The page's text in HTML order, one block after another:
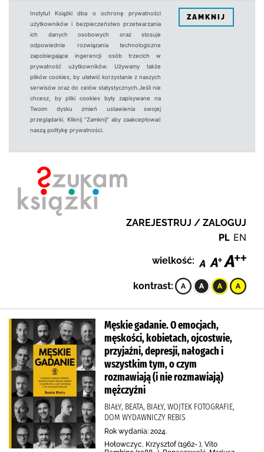
Instytut Książki dba o ochronę prywatności
użytkowników i bezpieczeństwo przetwarzania
ich danych osobowych oraz stosuje
odpowiednie rozwiązania technologiczne
zapobiegające ingerencji osób trzecich w
prywatność użytkowników. Używamy także
plików cookies, by ułatwić korzystanie z naszych
serwisów oraz do celów statystycznych.Jeśli nie
chcesz, by pliki cookies były zapisywane na
Twoim dysku zmień ustawienia swojej
przeglądarki. Kliknij "Zamknij" aby zaakceptować
naszą politykę prywatności.
ZAMKNIJ
ZAREJESTRUJ / ZALOGUJ
PL EN
wielkość:
kontrast:
Męskie gadanie. O emocjach,
męskości, kobietach, ojcostwie,
przyjaźni, depresji, nałogach i
wszystkim tym, o czym
rozmawiają (i nie rozmawiają)
mężczyźni
BIAŁY, BEATA, BIAŁY, WOJTEK FOTOGRAFIE,
DOM WYDAWNICZY REBIS
Rok wydania: 2024.
Hołowczyc, Krzysztof (1962- ), Vito